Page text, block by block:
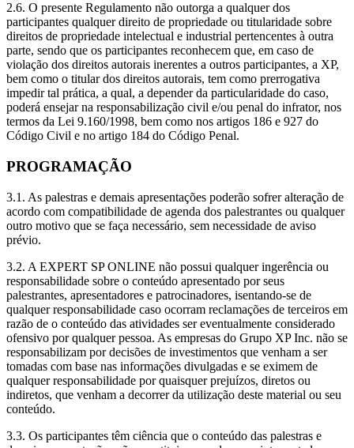
2.6. O presente Regulamento não outorga a qualquer dos
participantes qualquer direito de propriedade ou titularidade sobre
direitos de propriedade intelectual e industrial pertencentes à outra
parte, sendo que os participantes reconhecem que, em caso de
violação dos direitos autorais inerentes a outros participantes, a XP,
bem como o titular dos direitos autorais, tem como prerrogativa
impedir tal prática, a qual, a depender da particularidade do caso,
poderá ensejar na responsabilização civil e/ou penal do infrator, nos
termos da Lei 9.160/1998, bem como nos artigos 186 e 927 do
Código Civil e no artigo 184 do Código Penal.
PROGRAMAÇÃO
3.1. As palestras e demais apresentações poderão sofrer alteração de
acordo com compatibilidade de agenda dos palestrantes ou qualquer
outro motivo que se faça necessário, sem necessidade de aviso
prévio.
3.2. A EXPERT SP ONLINE não possui qualquer ingerência ou
responsabilidade sobre o conteúdo apresentado por seus
palestrantes, apresentadores e patrocinadores, isentando-se de
qualquer responsabilidade caso ocorram reclamações de terceiros em
razão de o conteúdo das atividades ser eventualmente considerado
ofensivo por qualquer pessoa. As empresas do Grupo XP Inc. não se
responsabilizam por decisões de investimentos que venham a ser
tomadas com base nas informações divulgadas e se eximem de
qualquer responsabilidade por quaisquer prejuízos, diretos ou
indiretos, que venham a decorrer da utilização deste material ou seu
conteúdo.
3.3. Os participantes têm ciência que o conteúdo das palestras e